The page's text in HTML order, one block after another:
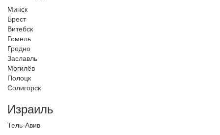
Минск
Брест
Витебск
Гомель
Гродно
Заславль
Могилёв
Полоцк
Солигорск
Израиль
Тель-Авив